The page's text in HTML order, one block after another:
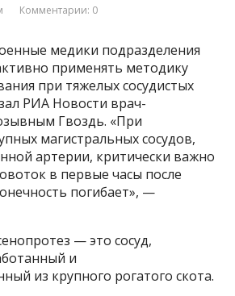
Комментарии: 0
медики подразделения
применять методику
при тяжелых сосудистых
РИА Новости врач-
Гвоздь. «При
магистральных сосудов,
артерии, критически важно
в первые часы после
погибает», —
— это сосуд,
и
из крупного рогатого скота.